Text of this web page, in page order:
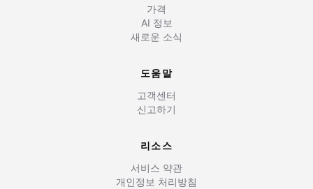
가격
AI 정보
새로운 소식
도움말
고객센터
신고하기
리소스
서비스 약관
개인정보 처리방침